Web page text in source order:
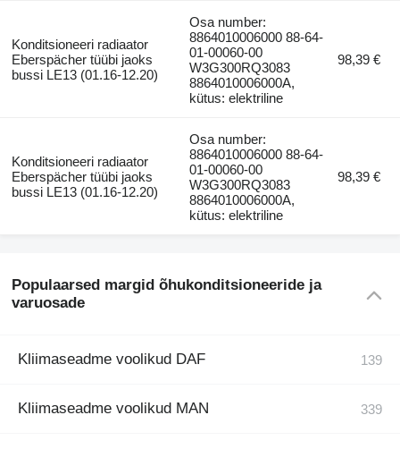
Konditsioneeri radiaator
Eberspächer tüübi jaoks
bussi LE13 (01.16-12.20)
Osa number:
8864010006000 88-64-
01-00060-00
W3G300RQ3083
8864010006000A,
kütus: elektriline
98,39 €
Konditsioneeri radiaator
Eberspächer tüübi jaoks
bussi LE13 (01.16-12.20)
Osa number:
8864010006000 88-64-
01-00060-00
W3G300RQ3083
8864010006000A,
kütus: elektriline
98,39 €
Populaarsed margid õhukonditsioneeride ja
varuosade
Kliimaseadme voolikud DAF
Kliimaseadme voolikud MAN